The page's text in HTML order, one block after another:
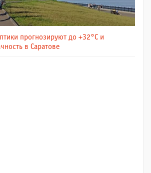
прогнозируют до +32°C и
в Саратове